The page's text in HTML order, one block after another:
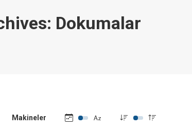
Dokumalar
Makineler